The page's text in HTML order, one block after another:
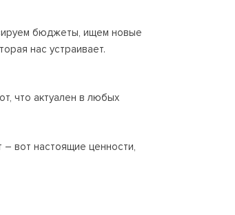
бюджеты, ищем новые
нас устраивает.
что актуален в любых
вот настоящие ценности,